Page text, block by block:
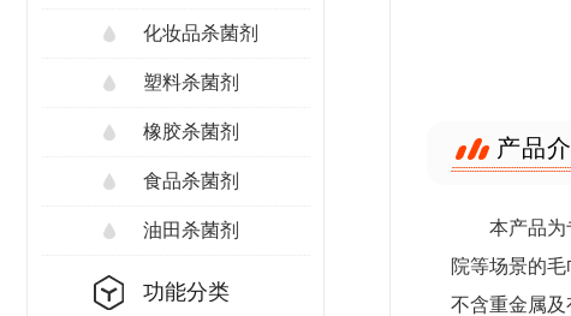
化妆品杀菌剂
塑料杀菌剂
橡胶杀菌剂
食品杀菌剂
油田杀菌剂
功能分类
产品
本产品为
院等场景的
不含重金属及